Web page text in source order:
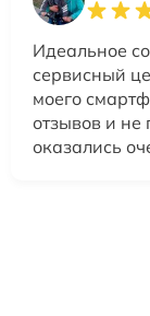
Идеальное
сервисный
моего
отзывов и
оказались